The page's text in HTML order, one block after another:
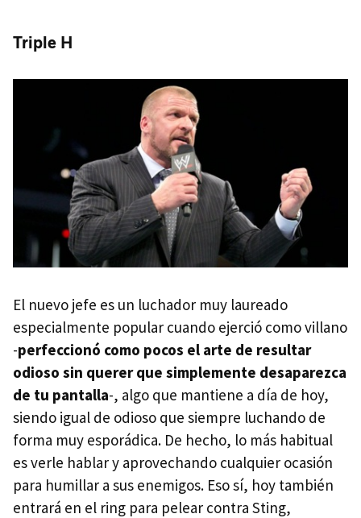
Triple H
El nuevo jefe es un luchador muy laureado
especialmente popular cuando ejerció como villano
-perfeccionó como pocos el arte de resultar
odioso sin querer que simplemente desaparezca
de tu pantalla-, algo que mantiene a día de hoy,
siendo igual de odioso que siempre luchando de
forma muy esporádica. De hecho, lo más habitual
es verle hablar y aprovechando cualquier ocasión
para humillar a sus enemigos. Eso sí, hoy también
entrará en el ring para pelear contra Sting,